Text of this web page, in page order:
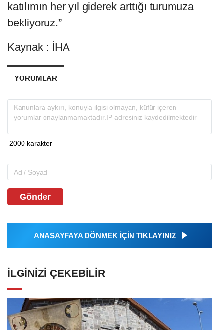
katılımın her yıl giderek arttığı turumuza
bekliyoruz.”
Kaynak : İHA
YORUMLAR
Gönder
ANASAYFAYA DÖNMEK İÇİN TIKLAYINIZ
İLGINIZI ÇEKEBILIR